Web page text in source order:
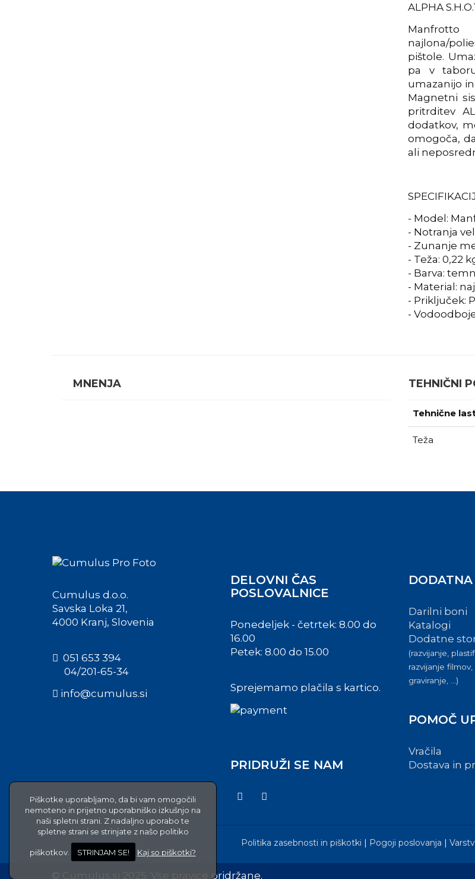
Piškotke uporabljamo, da bi vam omogočili
nemoteno in prijetno uporabniško izkušnjo na
naši spletni strani. Z nadaljno uporabo te
spletne strani se strinjate z našo politiko
piškotkov. STRINJAM SE! Kaj so piškotki?
ALPHA
Manfrotto
najlona/
pištole.
pa v
umazanijo
Magnetni
pritrditev
dodatkov,
omogoča,
ali
- Model:
- Notranja
- Zunanje
- Teža: 0,22
- Barva:
- Material:
- Priključek:
-
MNENJA TEHNIČNI
Tehnične
Teža
Cumulus d.o.o.
Savska Loka 21,
4000 Kranj, Slovenia
051 653 394
04/201-65-34
info@cumulus.si
DELOVNI ČAS
POSLOVALNICE
Ponedeljek - četrtek: 8.00 do
16.00
Petek: 8.00 do 15.00
Sprejemamo plačila s kartico.
PRIDRUŽI SE NAM
Darilni boni
Katalogi
Dodatne
(razvijanje,
razvijanje
graviranje, ...)
POMOČ
Vračila
Dostava in
Politika zasebnosti in piškotki | Pogoji poslovanja |
© Cumulus.si 2025. Vse pravice pridržane.